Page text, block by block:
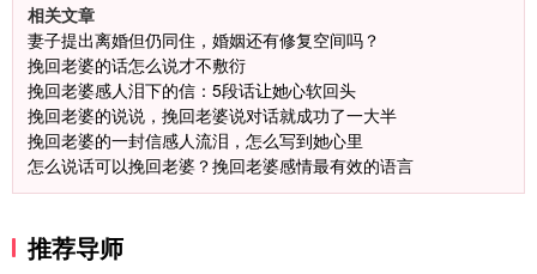
相关文章
妻子提出离婚但仍同住，婚姻还有修复空间吗？
挽回老婆的话怎么说才不敷衍
挽回老婆感人泪下的信：5段话让她心软回头
挽回老婆的说说，挽回老婆说对话就成功了一大半
挽回老婆的一封信感人流泪，怎么写到她心里
怎么说话可以挽回老婆？挽回老婆感情最有效的语言
推荐导师